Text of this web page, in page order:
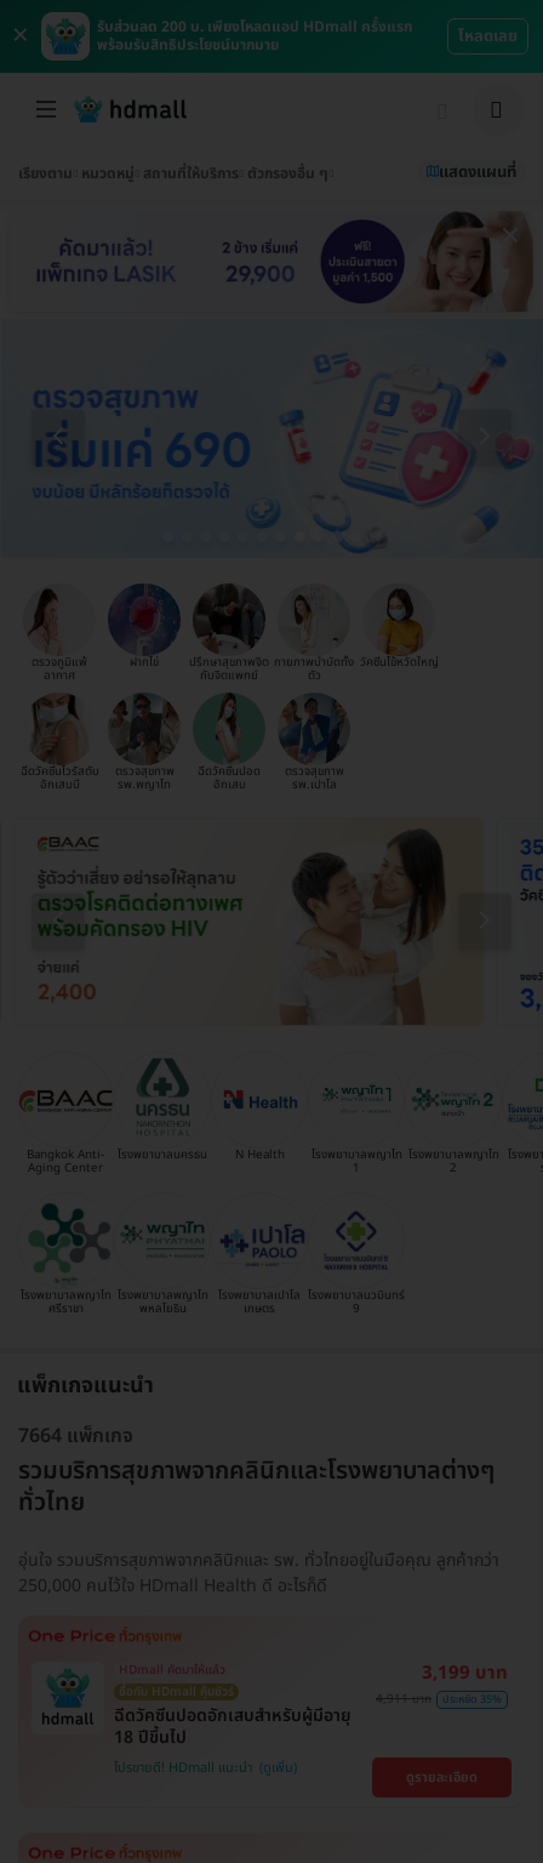
×
รับส่วนลด 200 บ. เพียงโหลดแอป HDmall ครั้งแรก
พร้อมรับสิทธิประโยชน์มากมาย
โหลดเลย
เรียงตาม หมวดหมู่ สถานที่ให้บริการ ตัวกรองอื่น ๆ แสดงแผนที่
ตรวจภูมิแพ้
อากาศ
ฝากไข่ ปรึกษาสุขภาพจิต
กับจิตแพทย์
กายภาพบำบัดทั้ง
ตัว
วัคซีนไข้หวัดใหญ่
ฉีดวัคซีนไวรัสตับ
อักเสบบี
ตรวจสุขภาพ
รพ.พญาไท
ฉีดวัคซีนปอด
อักเสบ
ตรวจสุขภาพ
รพ.เปาโล
Bangkok Anti-
Aging Center
โรงพยาบาลนครธน N Health โรงพยาบาลพญาไท
1
โรงพยาบาลพญาไท
2
โรงพย
โรงพยาบาลพญาไท
ศรีราชา
โรงพยาบาลพญาไท
พหลโยธิน
โรงพยาบาลเปาโล
เกษตร
โรงพยาบาลนวมินทร์
9
แพ็กเกจแนะนำ
7664 แพ็กเกจ
รวมบริการสุขภาพจากคลินิกและโรงพยาบาลต่างๆ
ทั่วไทย
อุ่นใจ รวมบริการสุขภาพจากคลินิกและ รพ. ทั่วไทยอยู่ในมือคุณ ลูกค้ากว่า
250,000 คนไว้ใจ HDmall Health ดี อะไรก็ดี
HDmall คัดมาให้แล้ว
ซื้อกับ HDmall คุ้มชัวร์
ฉีดวัคซีนปอดอักเสบสำหรับผู้มีอายุ
18 ปีขึ้นไป
โปรขายดี! HDmall แนะนำ
3,199 บาท
4,911 บาท ประหยัด 35%
ดูรายละเอียด